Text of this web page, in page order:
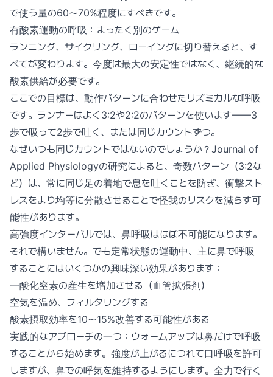
で使う量の60〜70%程度にすべきです。
有酸素運動の呼吸：まったく別のゲーム
ランニング、サイクリング、ローイングに切り替えると、す
べてが変わります。今度は最大の安定性ではなく、継続的な
酸素供給が必要です。
ここでの目標は、動作パターンに合わせたリズミカルな呼吸
です。ランナーはよく3:2や2:2のパターンを使います——3
歩で吸って2歩で吐く、または同じカウントずつ。
なぜいつも同じカウントではないのでしょうか？Journal of
Applied Physiologyの研究によると、奇数パターン（3:2な
ど）は、常に同じ足の着地で息を吐くことを防ぎ、衝撃スト
レスをより均等に分散させることで怪我のリスクを減らす可
能性があります。
高強度インターバルでは、鼻呼吸はほぼ不可能になります。
それで構いません。でも定常状態の運動中、主に鼻で呼吸
することにはいくつかの興味深い効果があります：
一酸化窒素の産生を増加させる（血管拡張剤）
空気を温め、フィルタリングする
酸素摂取効率を10〜15%改善する可能性がある
実践的なアプローチの一つ：ウォームアップは鼻だけで呼吸
することから始めます。強度が上がるにつれて口呼吸を許可
しますが、鼻での呼気を維持するようにします。全力で行く